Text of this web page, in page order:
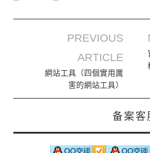
Post navigation
PREVIOUS
ARTICLE
網站工具（四個實用厲
害的網站工具）
备案客